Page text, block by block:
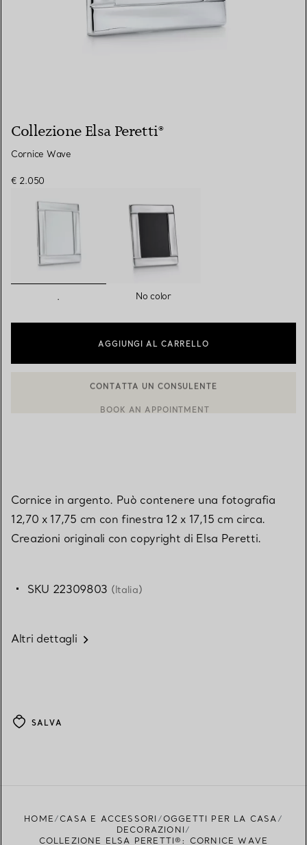
Collezione Elsa Peretti®
Cornice Wave
€ 2.050
. No color
AGGIUNGI AL CARRELLO
Cornice in argento. Può contenere una fotografia
12,70 x 17,75 cm con finestra 12 x 17,15 cm circa.
Creazioni originali con copyright di Elsa Peretti.
SKU 22309803 (Italia)
Altri dettagli
SALVA
HOME CASA E ACCESSORI
OGGETTI PER LA CASA
DECORAZIONI
COLLEZIONE ELSA PERETTI®: CORNICE WAVE